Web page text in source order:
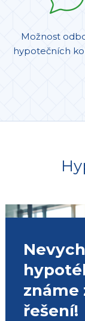
Možnost
hypotečních
známe
řešení!